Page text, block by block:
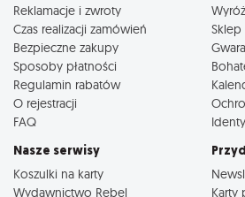
Reklamacje i zwroty
Czas realizacji zamówień
Bezpieczne zakupy
Sposoby płatności
Regulamin rabatów
O rejestracji
FAQ
Sklep
Nasze serwisy
Koszulki na karty
Wydawnictwo Rebel
Karty